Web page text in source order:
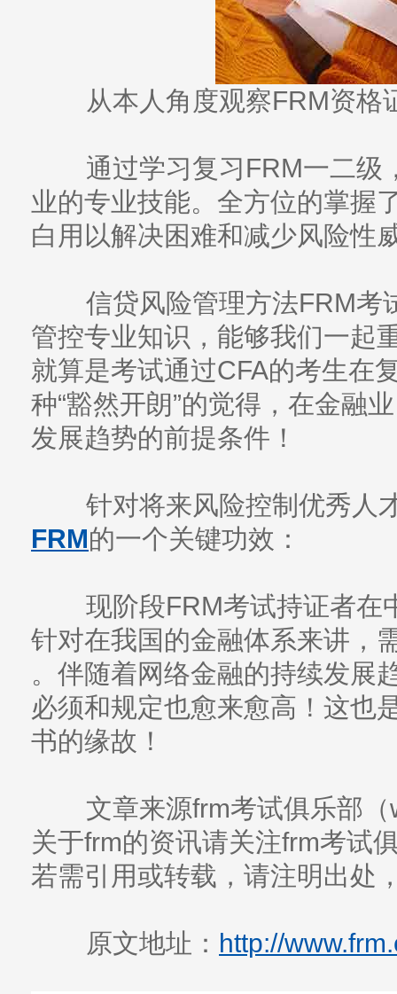
从本人角度观察FRM资格
通过学习复习FRM一二级
业的专业技能。全方位的掌握
白用以解决困难和减少风险性
信贷风险管理方法FRM考
管控专业知识，能够我们一起
就算是考试通过CFA的考生在
种“豁然开朗”的觉得，在金融
发展趋势的前提条件！
针对将来风险控制优秀人
FRM的一个关键功效：
现阶段FRM考试持证者在
针对在我国的金融体系来讲，
。伴随着网络金融的持续发展
必须和规定也愈来愈高！这也
书的缘故！
文章来源frm考试俱乐部（
关于frm的资讯请关注frm考试
若需引用或转载，请注明出处
原文地址： http://